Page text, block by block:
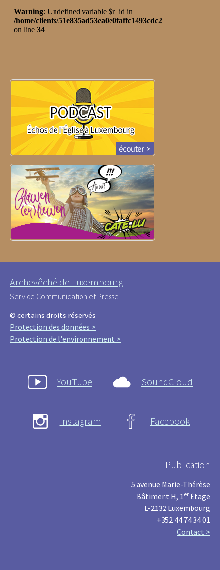
Archevêché de Luxembourg
Service Communication et Presse
© certains droits réservés
Protection des données >
Protection de l'environnement >
YouTube SoundCloud
Instagram Facebook
Publication
5 avenue Marie-Thérèse
Bâtiment H, 1 er Étage
L-2132 Luxembourg
+352 44 74 34 01
Contact >